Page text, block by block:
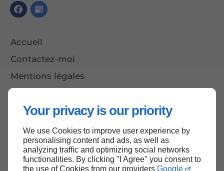
Your privacy is our priority
We use Cookies to improve user experience by
personalising content and ads, as well as
analyzing traffic and optimizing social networks
functionalities. By clicking "I Agree" you consent to
the use of Cookies from our providers Google
Accueil
Contactez-moi
Mentions légales
Haut de page